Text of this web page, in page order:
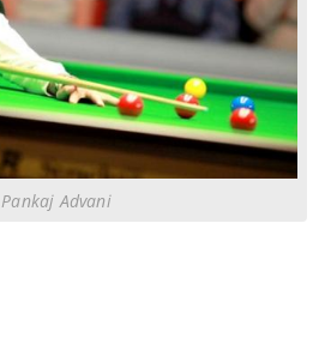
Pankaj Advani